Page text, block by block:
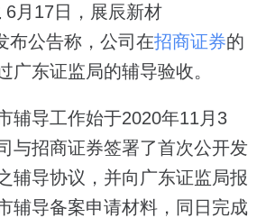
6月17日，展辰新材
布公告称，公司在招商证券的
广东证监局的辅导验收。
辅导工作始于2020年11月3
与招商证券签署了首次公开发
辅导协议，并向广东证监局报
辅导备案申请材料，同日完成